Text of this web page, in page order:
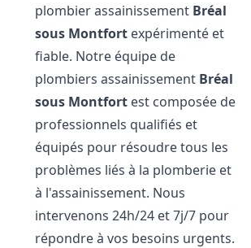
plombier assainissement Bréal
sous Montfort expérimenté et
fiable. Notre équipe de
plombiers assainissement Bréal
sous Montfort est composée de
professionnels qualifiés et
équipés pour résoudre tous les
problèmes liés à la plomberie et
à l'assainissement. Nous
intervenons 24h/24 et 7j/7 pour
répondre à vos besoins urgents.